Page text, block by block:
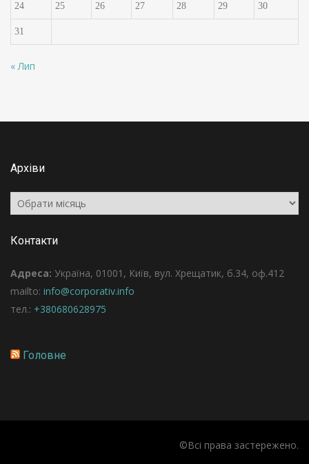
24 25 26 27 28 29 30
31
« Лип
Архіви
Архіви
Контакти
Адреса: Україна, 01001, Київ, вул. Хрещатик, б.34, оф.412
mailto: info@corporativ.info
тел.: +380680628975
Головне
©Всі права застережено.